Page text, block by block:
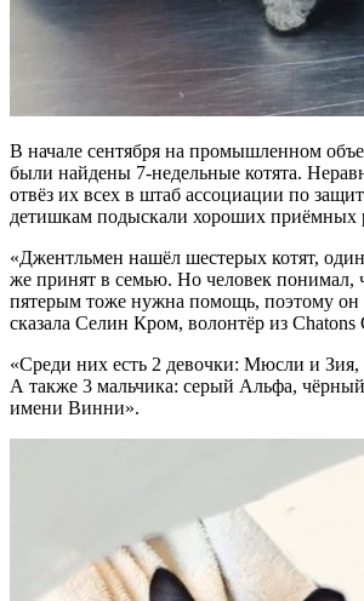
В начале сентября на промышленном
были найдены 7-недельные котята.
отвёз их всех в штаб ассоциации по
детишкам подыскали хороших приёмных
«Джентльмен нашёл шестерых котят,
же принят в семью. Но человек понимал,
пятерым тоже нужна помощь, поэтому он
сказала Селин Кром, волонтёр из Chatons
«Среди них есть 2 девочки: Мюсли и Зия,
А также 3 мальчика: серый Альфа,
имени Винни».